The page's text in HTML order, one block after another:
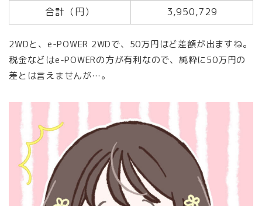
合計（円） 3,950,729
2WDと、e-POWER 2WDで、50万円ほど差額が出ますね。
税金などはe-POWERの方が有利なので、純粋に50万円の
差とは言えませんが…。